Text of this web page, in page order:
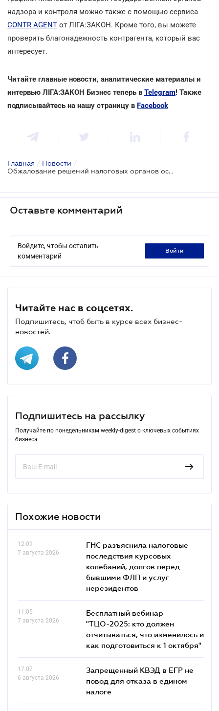
надзора и контроля можно также с помощью сервиса
CONTR AGENT от ЛІГА:ЗАКОН. Кроме того, вы можете
проверить благонадежность контрагента, который вас
интересует.
Читайте главные новости, аналитические материалы и
интервью ЛІГА:ЗАКОН Бизнес теперь в Telegram! Также
подписывайтесь на нашу страницу в Facebook
Главная / Новости /
Обжалование решений налоговых органов осуществляется по-новому
Оставьте комментарий
Войдите, чтобы оставить
комментарий
войти
Читайте нас в соцсетях.
Подпишитесь, чтоб быть в курсе всех бизнес-
новостей.
Подпишитесь на рассылку
Получайте по понедельникам weekly-digest о ключевых событиях
бизнеса
Похожие новости
12.09
7 августа 2026
ГНС разъяснила налоговые
последствия курсовых
колебаний, долгов перед
бывшими ФЛП и услуг
нерезидентов
11.05
7 августа 2026
Бесплатный вебинар
"ТЦО-2025: кто должен
отчитываться, что изменилось и
как подготовиться к 1 октября"
17.07
6 августа 2026
Запрещенный КВЭД в ЕГР не
повод для отказа в едином
налоге